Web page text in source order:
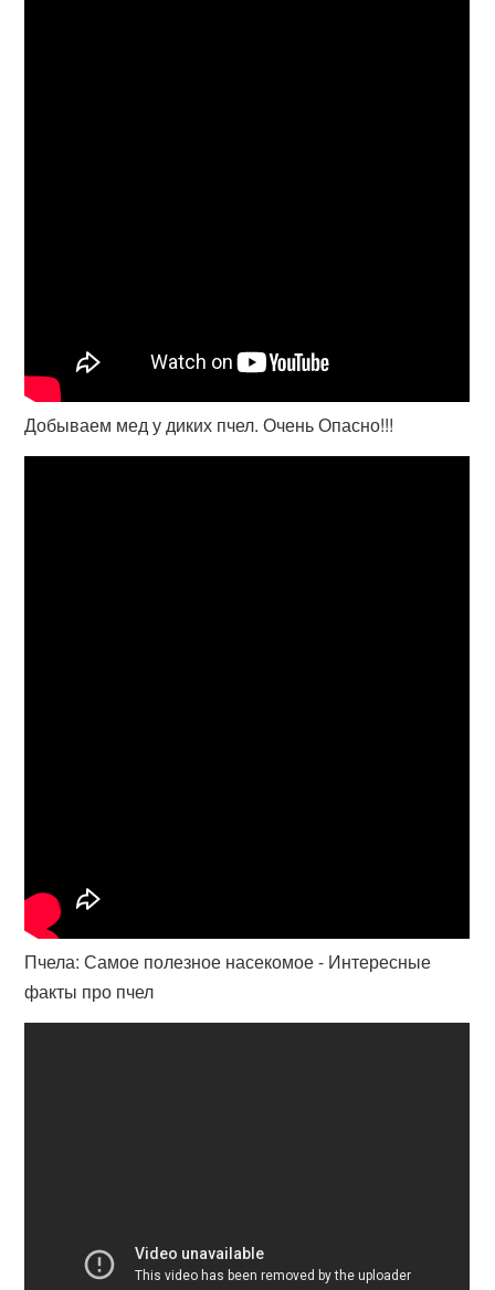
Добываем мед у диких пчел. Очень Опасно!!!
Пчела: Самое полезное насекомое - Интересные
факты про пчел